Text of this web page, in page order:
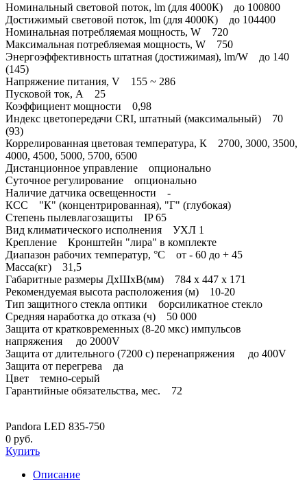
Номинальный световой поток, lm (для 4000К) до 100800
Достижимый световой поток, lm (для 4000К) до 104400
Номинальная потребляемая мощность, W 720
Максимальная потребляемая мощность, W 750
Энергоэффективность штатная (достижимая), lm/W до 140
(145)
Напряжение питания, V 155 ~ 286
Пусковой ток, А 25
Коэффициент мощности 0,98
Индекс цветопередачи CRI, штатный (максимальный) 70
(93)
Коррелированная цветовая температура, К 2700, 3000, 3500,
4000, 4500, 5000, 5700, 6500
Дистанционное управление опционально
Суточное регулирование опционально
Наличие датчика освещенности -
КСС "К" (концентрированная), "Г" (глубокая)
Степень пылевлагозащиты IP 65
Вид климатического исполнения УХЛ 1
Крепление Кронштейн "лира" в комплекте
Диапазон рабочих температур, °С от - 60 до + 45
Масса(кг) 31,5
Габаритные размеры ДхШхВ(мм) 784 х 447 х 171
Рекомендуемая высота расположения (м) 10-20
Тип защитного стекла оптики борсиликатное стекло
Средняя наработка до отказа (ч) 50 000
Защита от кратковременных (8-20 мкс) импульсов
напряжения до 2000V
Защита от длительного (7200 с) перенапряжения до 400V
Защита от перегрева да
Цвет темно-серый
Гарантийные обязательства, мес. 72
Pandora LED 835-750
0 руб.
Купить
Описание